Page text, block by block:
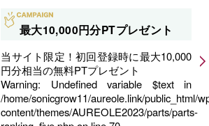
最大10,000円分PTプレゼント
当サイト限定！初回登録時に最大10,000
円分相当の無料PTプレゼント
Warning: Undefined variable $text in
/home/sonicgrow11/aureole.link/public_html/
content/themes/AUREOLE2023/parts/parts-